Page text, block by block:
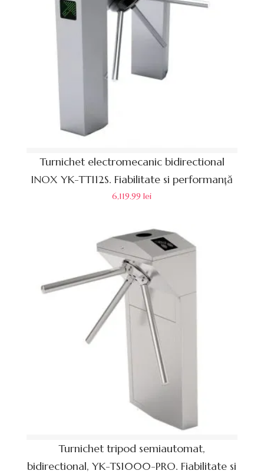
Turnichet electromecanic bidirectional
INOX YK-TT112S. Fiabilitate si performanță
6,119.99lei
Turnichet tripod semiautomat,
bidirectional, YK-TS1000-PRO. Fiabilitate si